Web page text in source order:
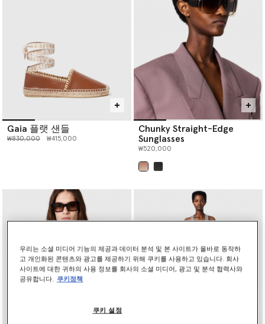
Gaia 플랫 샌들
인하 전 가격:
₩830,000인하된 가격:
₩415,000
Chunky Straight-Edge
Sunglasses
₩520,000
우리는 소셜 미디어 기능의 제공과 데이터 분석 및 본 사이트가 올바로 동작하
고 개인화된 콘텐츠와 광고를 제공하기 위해 쿠키를 사용하고 있습니다. 회사
사이트에 대한 귀하의 사용 정보를 회사의 소셜 미디어, 광고 및 분석 협력사와
공유합니다.
쿠키정책
쿠키 설정